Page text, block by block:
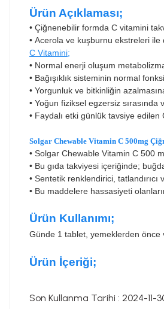
Ürün Açıklaması;
• Çiğnenebilir formda C vitamini
• Acerola ve kuşburnu ekstreleri ile
C Vitamini;
• Normal enerji oluşum
• Bağışıklık sisteminin normal
• Yorgunluk ve bitkinliğin
• Yoğun fiziksel egzersiz sırasında
• Faydalı etki günlük tavsiye
Solgar Chewable Vitamin C 500mg
• Solgar Chewable Vitamin C 500
• Bu gıda takviyesi içeriğinde;
• Sentetik renklendirici,
• Bu maddelere hassasiyeti
Ürün Kullanımı;
Günde 1 tablet, yemeklerden önce
Ürün İçeriği;
Son Kullanma Tarihi : 2024-11-